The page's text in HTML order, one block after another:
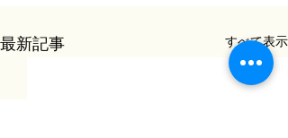
最新記事 すべて表示